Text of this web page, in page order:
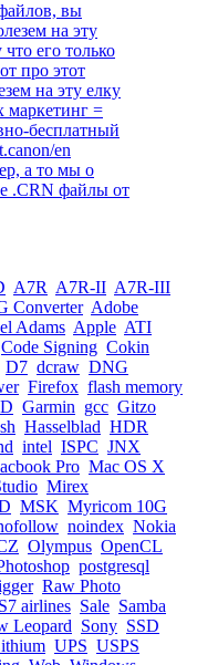
вы
на эту
его только
про этот
на эту елку
маркетинг =
бесплатный
en
а то мы о
.CRN файлы от
A7R A7R-II A7R-III
Converter Adobe
Adams Apple ATI
Code Signing Cokin
D7 dcraw DNG
Firefox flash memory
Garmin gcc Gitzo
Hasselblad HDR
intel ISPC JNX
Pro Mac OS X
Mirex
MSK Myricom 10G
noindex Nokia
Olympus OpenCL
postgresql
Raw Photo
S7 airlines Sale Samba
Leopard Sony SSD
UPS USPS